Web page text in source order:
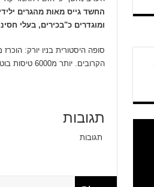
החשד גייס מאות מהגרים
ומוגדרים כ"בכירים, בעלי
סופה היסטורית בניו יורק:
הקרובים. יותר מ6000 טיסות בוטלו.
תגובות
תגובות